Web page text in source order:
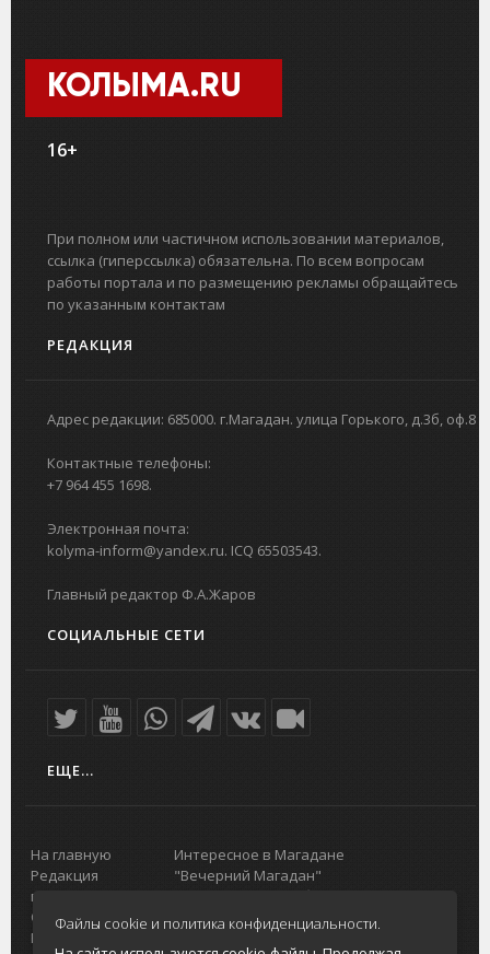
КОЛЫМА.RU
16+
При полном или частичном использовании материалов,
ссылка (гиперссылка) обязательна. По всем вопросам
работы портала и по размещению рекламы обращайтесь
по указанным контактам
РЕДАКЦИЯ
Адрес редакции: 685000. г.Магадан. улица Горького, д.3б, оф.8
Контактные телефоны:
+7 964 455 1698.
Электронная почта:
kolyma-inform@yandex.ru. ICQ 65503543.
Главный редактор Ф.А.Жаров
СОЦИАЛЬНЫЕ СЕТИ
ЕЩЕ...
На главную
Редакция
портала
О проекте
Реклама на
Интересное в Магадане
"Вечерний Магадан"
Городская доска объявлений
Реклама
Главный туристический портал
Файлы cookie и политика конфиденциальности.